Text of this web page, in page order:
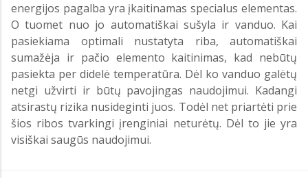
energijos pagalba yra įkaitinamas specialus elementas.
O tuomet nuo jo automatiškai sušyla ir vanduo. Kai
pasiekiama optimali nustatyta riba, automatiškai
sumažėja ir pačio elemento kaitinimas, kad nebūtų
pasiekta per didelė temperatūra. Dėl ko vanduo galėtų
netgi užvirti ir būtų pavojingas naudojimui. Kadangi
atsirastų rizika nusideginti juos. Todėl net priartėti prie
šios ribos tvarkingi įrenginiai neturėtų. Dėl to jie yra
visiškai saugūs naudojimui.